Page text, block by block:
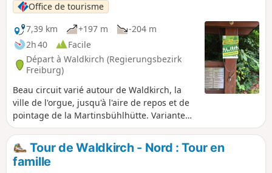
Office de tourisme
7,39 km
+197 m
-204 m
2h 40
Facile
Départ à Waldkirch (Regierungsbezirk
Freiburg)
Beau circuit varié autour de Waldkirch, la
ville de l'orgue, jusqu'à l'aire de repos et de
pointage de la Martinsbühlhütte. Variante
plus courte pour les familles.
Tour de Waldkirch - Nord : Tour en
famille